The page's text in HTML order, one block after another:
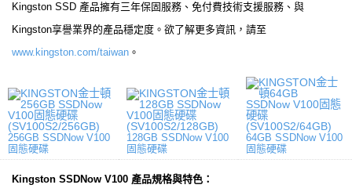
Kingston SSD 產品擁有三年保固服務、免付費技術支援服務、與
Kingston享譽業界的產品穩定度。欲了解更多資訊，請至
www.kingston.com/taiwan 。
256GB SSDNow V100
固態硬碟
128GB SSDNow V100
固態硬碟
64GB SSDNow V100
固態硬碟
Kingston SSDNow V100 產品規格與特色：